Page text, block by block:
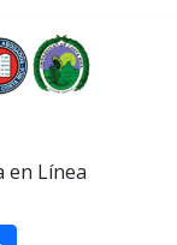
en Línea